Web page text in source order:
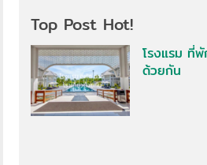
Top Post Hot!
โรงแรม ที่พั
ด้วยกัน